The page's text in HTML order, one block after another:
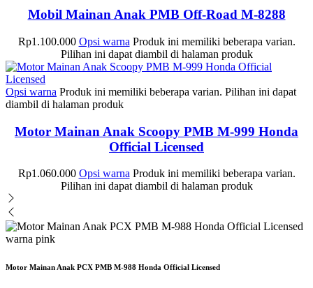
Mobil Mainan Anak PMB Off-Road M-8288
Rp1.100.000 Opsi warna Produk ini memiliki beberapa varian.
Pilihan ini dapat diambil di halaman produk
Opsi warna Produk ini memiliki beberapa varian. Pilihan ini dapat
diambil di halaman produk
Motor Mainan Anak Scoopy PMB M-999 Honda
Official Licensed
Rp1.060.000 Opsi warna Produk ini memiliki beberapa varian.
Pilihan ini dapat diambil di halaman produk
Motor Mainan Anak PCX PMB M-988 Honda Official Licensed